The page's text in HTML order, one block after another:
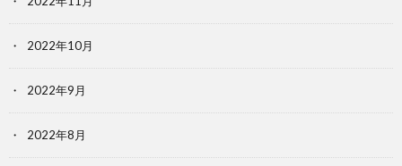
2022年10月
2022年9月
2022年8月